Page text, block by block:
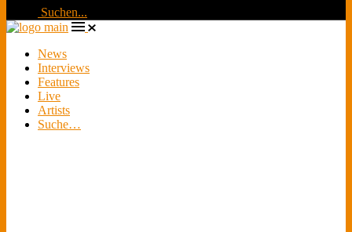
Suchen...
News
Interviews
Features
Live
Artists
Suche…